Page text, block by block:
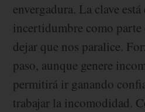
envergadura. La clave está
incertidumbre como
dejar que nos paralice.
paso, aunque genere
permitirá ir ganando
trabajar la incomodidad.